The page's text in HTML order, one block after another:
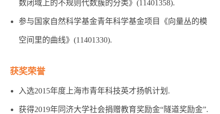
数闭域上的不规则代数簇的分类》(11401358).
参与国家自然科学基金青年科学基金项目《向量丛的模
空间里的曲线》(11401330).
获奖荣誉
入选2015年度上海市青年科技英才扬帆计划.
获得2019年同济大学社会捐赠教育奖励金“隧道奖励金”.